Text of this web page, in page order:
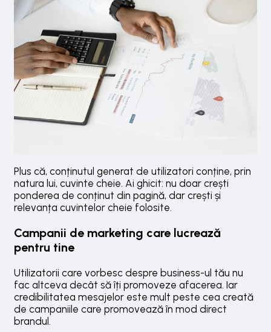
Plus că, conținutul generat de utilizatori conține, prin
natura lui, cuvinte cheie. Ai ghicit: nu doar crești
ponderea de conținut din pagină, dar crești și
relevanța cuvintelor cheie folosite.
Campanii de marketing care lucrează
pentru tine
Utilizatorii care vorbesc despre business-ul tău nu
fac altceva decât să îți promoveze afacerea. Iar
credibilitatea mesajelor este mult peste cea creată
de campaniile care promovează în mod direct
brandul.